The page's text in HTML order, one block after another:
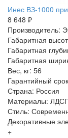
Инес ВЗ-1000
8 648 ₽
Производитель:
Габаритная
Габаритная
Габаритная
Вес, кг: 56
Гарантийный
Страна: Россия
Материалы:
Стиль:
Декоративные
+